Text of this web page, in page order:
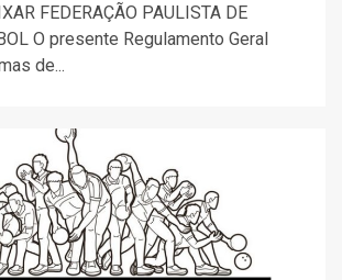
FEDERAÇÃO PAULISTA DE
O presente Regulamento Geral
de...